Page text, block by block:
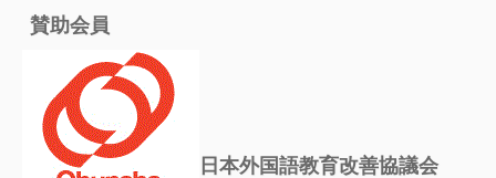
賛助会員
日本外国語教育改善協議会